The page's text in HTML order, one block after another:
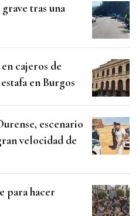
tras una
cajeros de
en Burgos
escenario
velocidad de
para hacer